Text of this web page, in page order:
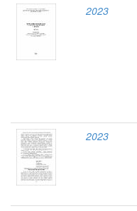
2023
2023